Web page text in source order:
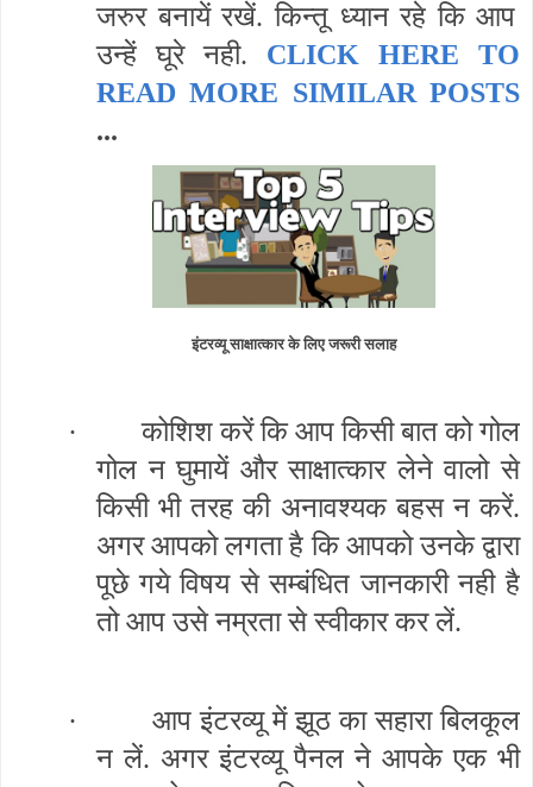
जरुर बनायें रखें. किन्तू ध्यान रहे कि आप
उन्हें घूरे नही. CLICK HERE TO
READ MORE SIMILAR POSTS
...
इंटरव्यू साक्षात्कार के लिए जरूरी सलाह
·
कोशिश करें कि आप किसी बात को गोल
गोल न घुमायें और साक्षात्कार लेने वालो से
किसी भी तरह की अनावश्यक बहस न करें.
अगर आपको लगता है कि आपको उनके द्वारा
पूछे गये विषय से सम्बंधित जानकारी नही है
तो आप उसे नम्रता से स्वीकार कर लें.
·
आप इंटरव्यू में झूठ का सहारा बिलकूल
न लें. अगर इंटरव्यू पैनल ने आपके एक भी